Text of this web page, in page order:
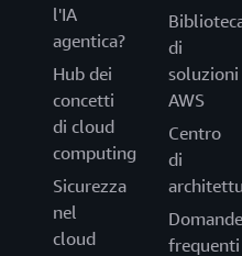
l'IA
agentica?
Hub dei
concetti
di cloud
computing
Sicurezza
nel
cloud
di
soluzioni
AWS
Centro
di
Domande
frequenti